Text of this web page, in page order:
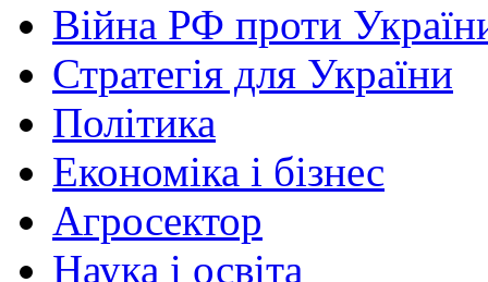
Війна РФ проти
Стратегія для України
Політика
Економіка і бізнес
Агросектор
Наука і освіта